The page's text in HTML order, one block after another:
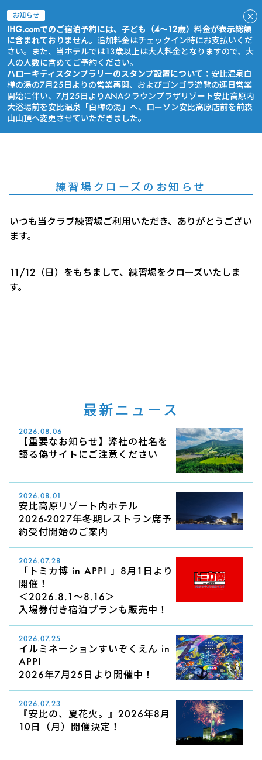
お知らせ
IHG.comでのご宿泊予約には、子ども（4～12歳）料金が表示総額
に含まれておりません。 追加料金はチェックイン時にお支払いくだ
さい。また、当ホテルでは13歳以上は大人料金となりますので、大
人の人数に含めてご予約ください。
ハローキティスタンプラリーのスタンプ設置について： 安比温泉白
樺の湯の7月25日よりの営業再開、およびゴンゴラ遊覧の連日営業
開始に伴い、7月25日よりANAクラウンプラザリゾート安比高原内
大浴場前を安比温泉「白樺の湯」へ、ローソン安比高原店前を前森
山山頂へ変更させていただきました。
練習場クローズのお知らせ
いつも当クラブ練習場ご利用いただき、ありがとうござい
ます。
11/12 （日）をもちまして、練習場をクローズいたしま
す。
最新ニュース
2026.08.06
【重要なお知らせ】弊社の社名を
語る偽サイトにご注意ください
2026.08.01
安比高原リゾート内ホテル
2026-2027年冬期レストラン席予
約受付開始のご案内
2026.07.28
「トミカ博 in APPI 」8月1日より
開催！
＜2026.8.1～8.16＞
入場券付き宿泊プランも販売中！
2026.07.25
イルミネーションすいぞくえん in
APPI
2026年7月25日より開催中！
2026.07.23
『安比の、夏花火。』2026年8月
10日（月）開催決定！